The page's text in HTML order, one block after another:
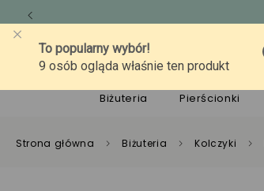
O marceJakośćPomoc
Biżuteria Pierścionki
Strona główna Biżuteria Kolczyki